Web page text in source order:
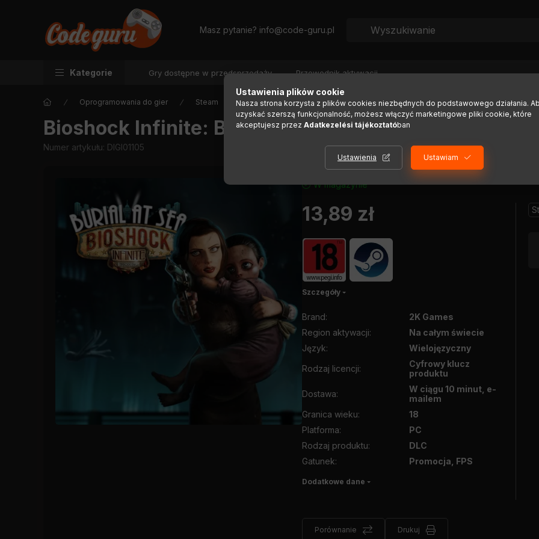
Masz pytanie? info@code-guru.pl
Kategorie Gry dostępne w przedsprzedaży Przewodnik aktywacji
Oprogramowania do gier Steam
Bioshock Infinite: Burial at Sea - Episode 2 (MAC)
Numer artykułu: DIGI01105
W magazynie
13,89 zł
Szczegóły
Brand:
2K Games
Region aktywacji:
Na całym świecie
Język:
Wielojęzyczny
Rodzaj licencji:
Cyfrowy klucz
produktu
Dostawa:
W ciągu 10 minut, e-
mailem
Granica wieku:
18
Platforma:
PC
Rodzaj produktu:
DLC
Gatunek: Promocja, FPS
Dodatkowe dane
Porównanie Drukuj
Ustawienia plików cookie
Nasza strona korzysta z plików cookies niezbędnych do podstawowego działania.
uzyskać szerszą funkcjonalność, możesz włączyć marketingowe pliki cookie, które
akceptujesz przez Adatkezelési tájékoztatóban
Ustawienia Ustawiam